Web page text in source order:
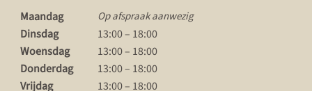
Maandag Op afspraak aanwezig
Dinsdag
13:00 – 18:00
Woensdag
13:00 – 18:00
Donderdag
13:00 – 18:00
Vrijdag
13:00 – 18:00